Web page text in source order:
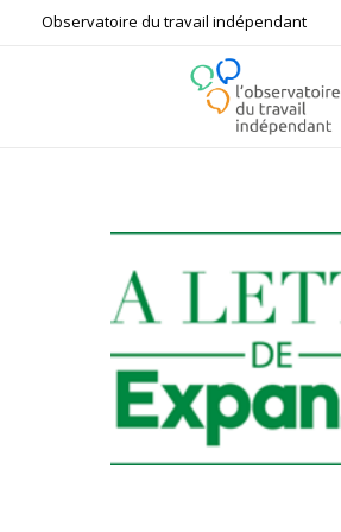
Observatoire du travail indépendant
L’OBSERVATOIRE
Qui sommes-nous ?
Missions
#FUTUREOFWORK